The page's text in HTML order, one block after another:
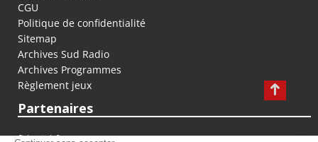
CGU
Politique de confidentialité
Sitemap
Archives Sud Radio
Archives Programmes
Règlement jeux
Partenaires
fiducial.fr